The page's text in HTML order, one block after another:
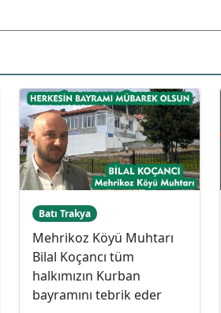
Batı Trakya
Mehrikoz Köyü Muhtarı
Bilal Koçancı tüm
halkımızın Kurban
bayramını tebrik eder